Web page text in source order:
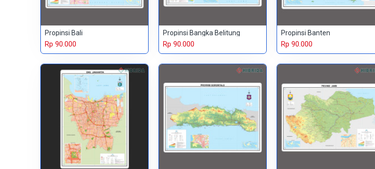
Propinsi Bali
Rp 90.000
Propinsi Bangka Belitung
Rp 90.000
Propinsi Banten
Rp 90.000